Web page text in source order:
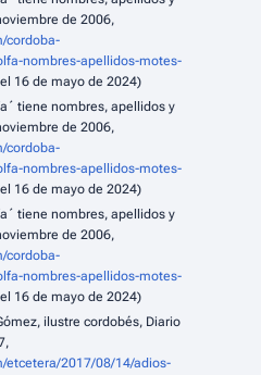
de 2006,
cordoba-
nombres-apellidos-motes-
16 de mayo de 2024)
tiene nombres, apellidos y
de 2006,
cordoba-
nombres-apellidos-motes-
16 de mayo de 2024)
tiene nombres, apellidos y
de 2006,
cordoba-
nombres-apellidos-motes-
16 de mayo de 2024)
ilustre cordobés, Diario
etcetera/2017/08/14/adios-